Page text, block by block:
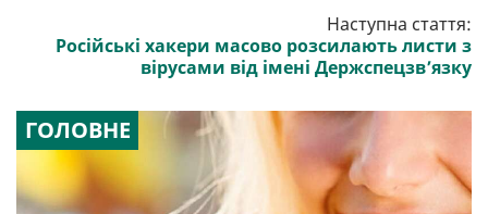
Наступна стаття:
Російські хакери масово розсилають листи з
вірусами від імені Держспецзв’язку
ГОЛОВНЕ